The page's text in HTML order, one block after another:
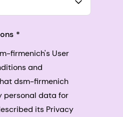
firmenich's User
and
dsm-firmenich
personal data for
its Privacy